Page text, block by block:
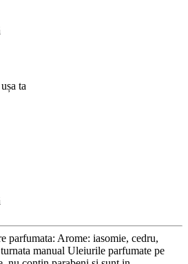
ta
parfumata: Arome: iasomie, cedru,
manual Uleiurile parfumate pe